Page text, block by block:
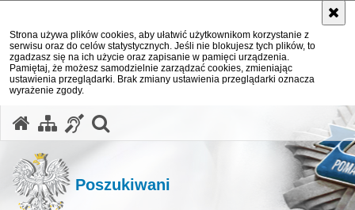
Strona używa plików cookies, aby ułatwić użytkownikom korzystanie z
serwisu oraz do celów statystycznych. Jeśli nie blokujesz tych plików, to
zgadzasz się na ich użycie oraz zapisanie w pamięci urządzenia.
Pamiętaj, że możesz samodzielnie zarządzać cookies, zmieniając
ustawienia przeglądarki. Brak zmiany ustawienia przeglądarki oznacza
wyrażenie zgody.
Poszukiwani